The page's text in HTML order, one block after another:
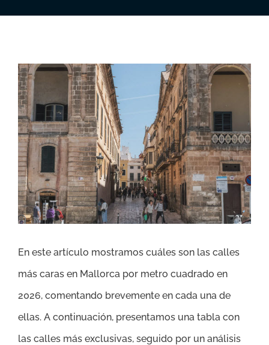
Ver
imagen
más
grande
En este artículo mostramos cuáles son las calles
más caras en Mallorca por metro cuadrado en
2026, comentando brevemente en cada una de
ellas. A continuación, presentamos una tabla con
las calles más exclusivas, seguido por un análisis